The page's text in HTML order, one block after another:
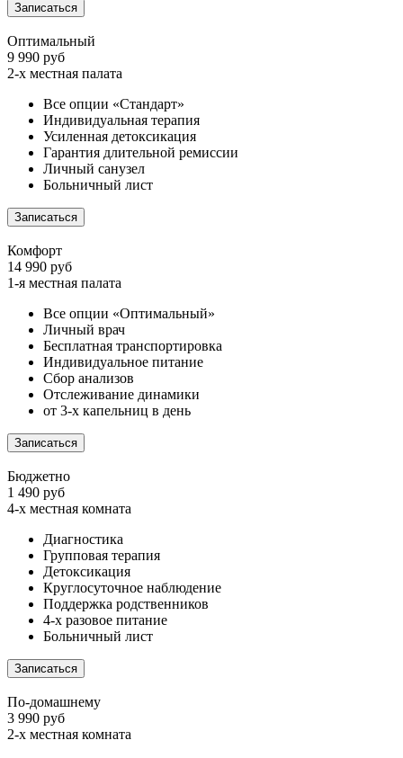
Записаться
Оптимальный
9 990 руб
2-х местная палата
Все опции «Стандарт»
Индивидуальная терапия
Усиленная детоксикация
Гарантия длительной ремиссии
Личный санузел
Больничный лист
Записаться
Комфорт
14 990 руб
1-я местная палата
Все опции «Оптимальный»
Личный врач
Бесплатная транспортировка
Индивидуальное питание
Сбор анализов
Отслеживание динамики
от 3-х капельниц в день
Записаться
Бюджетно
1 490 руб
4-х местная комната
Диагностика
Групповая терапия
Детоксикация
Круглосуточное наблюдение
Поддержка родственников
4-х разовое питание
Больничный лист
Записаться
По-домашнему
3 990 руб
2-х местная комната